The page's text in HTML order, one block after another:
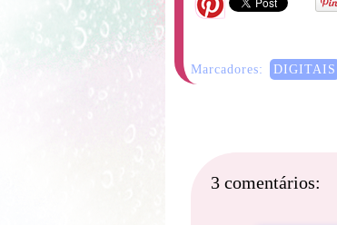
Marcadores: DIGITAIS
3 comentários: